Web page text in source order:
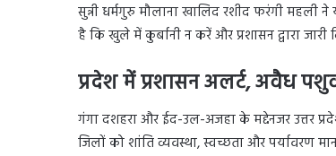
सुन्नी धर्मगुरु मौलाना खालिद रशीद फरंगी महली
है कि खुले में कुर्बानी न करें और प्रशासन द्वारा जारी
प्रदेश में प्रशासन अलर्ट, अवैध
गंगा दशहरा और ईद-उल-अजहा के मद्देनजर उत्तर
जिलों को शांति व्यवस्था, स्वच्छता और पर्यावरण